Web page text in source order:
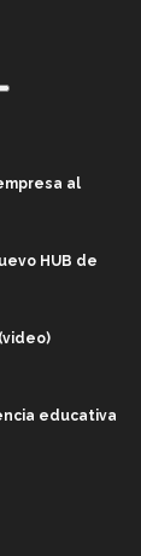
al
HUB de
educativa